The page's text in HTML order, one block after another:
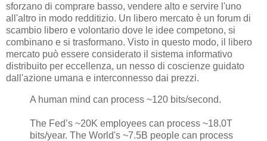
sforzano di comprare basso, vendere alto e servire l'uno
all'altro in modo redditizio. Un libero mercato è un forum di
scambio libero e volontario dove le idee competono, si
combinano e si trasformano. Visto in questo modo, il libero
mercato può essere considerato il sistema informativo
distribuito per eccellenza, un nesso di coscienze guidato
dall'azione umana e interconnesso dai prezzi.
A human mind can process ~120 bits/second.
The Fed’s ~20K employees can process ~18.0T
bits/year. The World's ~7.5B people can process